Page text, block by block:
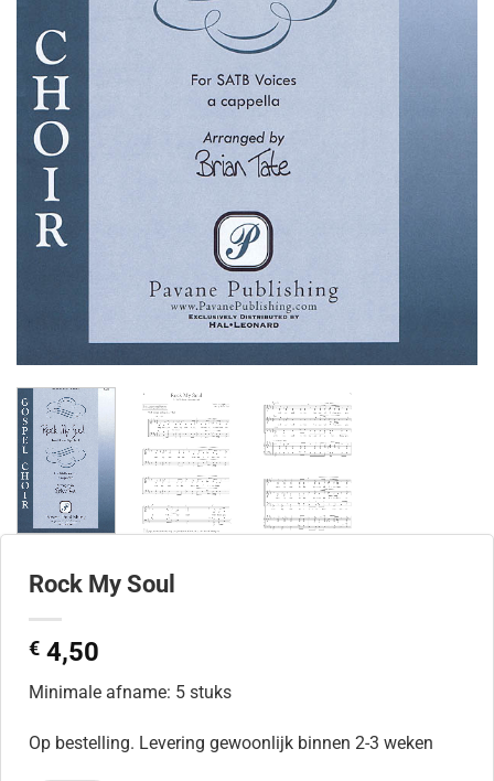
Rock My Soul
€ 4,50
Minimale afname: 5 stuks
Op bestelling. Levering gewoonlijk binnen 2-3 weken